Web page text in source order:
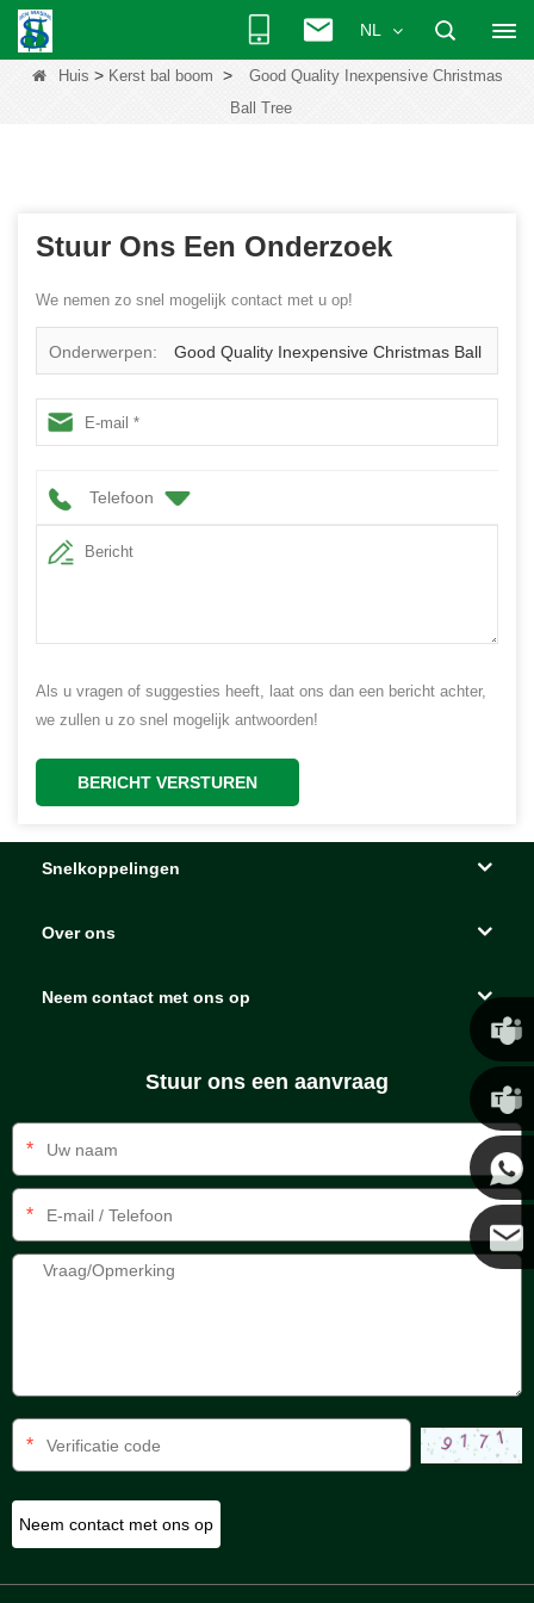
NL
Huis > Kerst bal boom >
Good Quality Inexpensive Christmas
Ball Tree
Stuur Ons Een Onderzoek
We nemen zo snel mogelijk contact met u op!
Onderwerpen: Good Quality Inexpensive Christmas Ball
Tree
Telefoon
Als u vragen of suggesties heeft, laat ons dan een bericht achter,
we zullen u zo snel mogelijk antwoorden!
BERICHT VERSTUREN
Snelkoppelingen
Over ons
Neem contact met ons op
Stuur ons een aanvraag
*
*
*
Chris
Kenny